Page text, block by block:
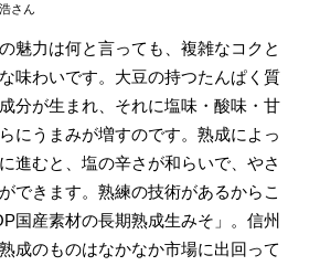
さん
魅力は何と言っても、複雑なコクと
味わいです。大豆の持つたんぱく質
分が生まれ、それに塩味・酸味・甘
にうまみが増すのです。熟成によっ
進むと、塩の辛さが和らいで、やさ
できます。熟練の技術があるからこ
国産素材の長期熟成生みそ」。信州
成のものはなかなか市場に出回って